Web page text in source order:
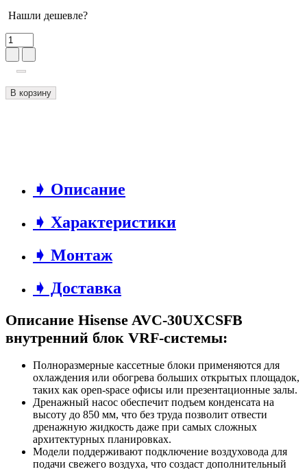
Нашли дешевле?
В корзину
➧ Описание
➧ Характеристики
➧ Монтаж
➧ Доставка
Описание Hisense AVC-30UXCSFB
внутренний блок VRF-системы:
Полноразмерные кассетные блоки применяются для
охлаждения или обогрева больших открытых площадок,
таких как open-space офисы или презентационные залы.
Дренажный насос обеспечит подъем конденсата на
высоту до 850 мм, что без труда позволит отвести
дренажную жидкость даже при самых сложных
архитектурных планировках.
Модели поддерживают подключение воздуховода для
подачи свежего воздуха, что создаст дополнительный